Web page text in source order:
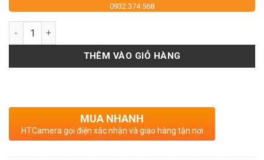
0932.374.568
Số lượng
THÊM VÀO GIỎ HÀNG
MUA NHANH
HTCamera gọi điện xác nhận và giao hàng tận nơi